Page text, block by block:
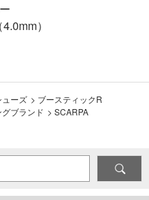
）
ューズ > ブースティックR
ブランド > SCARPA